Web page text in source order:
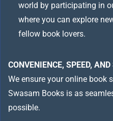
world by participating in
where you can explore
fellow book lovers.
CONVENIENCE, SPEED,
We ensure your online book
Swasam Books is as
possible.